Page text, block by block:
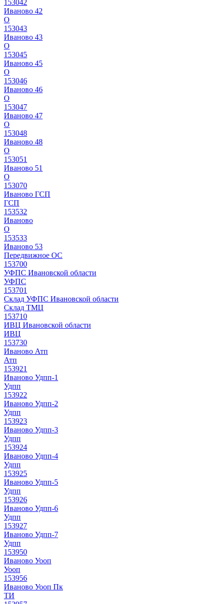
153042
Иваново 42
О
153043
Иваново 43
О
153045
Иваново 45
О
153046
Иваново 46
О
153047
Иваново 47
О
153048
Иваново 48
О
153051
Иваново 51
О
153070
Иваново ГСП
ГСП
153532
Иваново
О
153533
Иваново 53
Передвижное ОС
153700
УФПС Ивановской области
УФПС
153701
Склад УФПС Ивановской области
Склад ТМЦ
153710
ИВЦ Ивановской области
ИВЦ
153730
Иваново Атп
Атп
153921
Иваново Удпп-1
Удпп
153922
Иваново Удпп-2
Удпп
153923
Иваново Удпп-3
Удпп
153924
Иваново Удпп-4
Удпп
153925
Иваново Удпп-5
Удпп
153926
Иваново Удпп-6
Удпп
153927
Иваново Удпп-7
Удпп
153950
Иваново Уооп
Уооп
153956
Иваново Уооп Пк
ТИ